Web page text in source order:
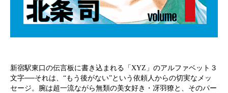
新宿駅東口の伝言板に書き込まれる「XYZ」のアルファベット３
文字──それは、“もう後がない”という依頼人からの切実なメッ
セージ。腕は超一流ながら無類の美女好き・冴羽獠と、そのパー